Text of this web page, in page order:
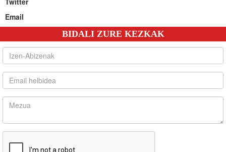
Email
BIDALI ZURE KEZKAK